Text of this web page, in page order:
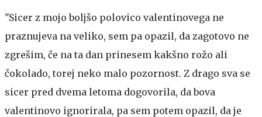
"Sicer z mojo boljšo polovico valentinovega ne
praznujeva na veliko, sem pa opazil, da zagotovo ne
zgrešim, če na ta dan prinesem kakšno rožo ali
čokolado, torej neko malo pozornost. Z drago sva se
sicer pred dvema letoma dogovorila, da bova
valentinovo ignorirala, pa sem potem opazil, da je